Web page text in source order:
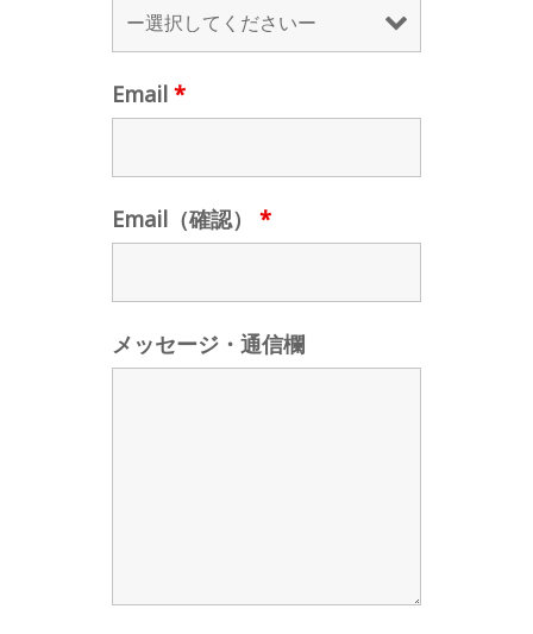
Email *
Email（確認） *
メッセージ・通信欄